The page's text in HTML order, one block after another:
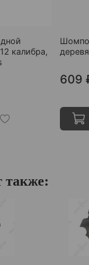
калибра,
609
также: